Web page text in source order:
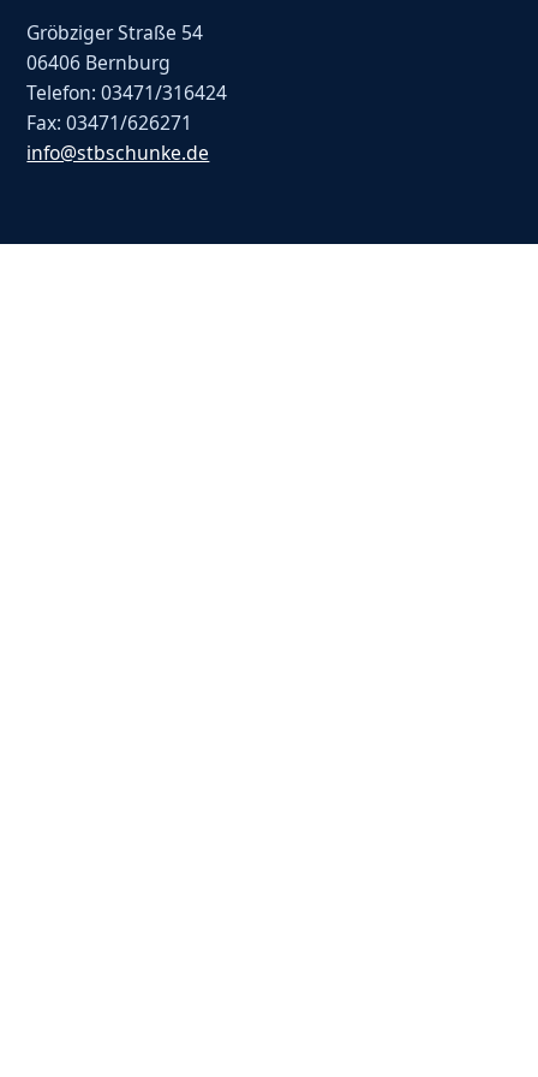
Gröbziger Straße 54
06406 Bernburg
Telefon: 03471/316424
Fax: 03471/626271
info@stbschunke.de